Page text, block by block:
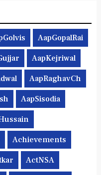
AapGopalRai
AapKejriwal
AapRaghavCh
AapSisodia
Achievements
ActNSA